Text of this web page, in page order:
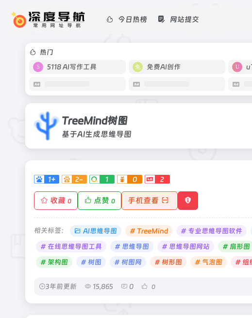
今日热榜 网站提交
热门
5118 AI写作工具
免费AI创作
TreeMind树图
基于AI生成思维导图
1+ 2- 1 0 2
收藏 0 点赞 0 手机查看
相关标签： AI思维导图 # TreeMind # 专业思维导图软件
# 在线思维导图工具
# 思维导图 # 思维导图网站 # 扇形图
# 架构图
# 树图 # 树图网 # 树形图 # 气泡图 # 组
3年前更新 15,865 0 0